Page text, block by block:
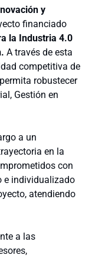
y
financiado
la Industria 4.0
A través de esta
competitiva de
robustecer
Gestión en
a un
en la
con
e individualizado
atendiendo
a las